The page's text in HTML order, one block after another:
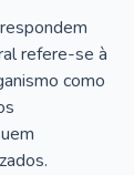
refere-se à
como